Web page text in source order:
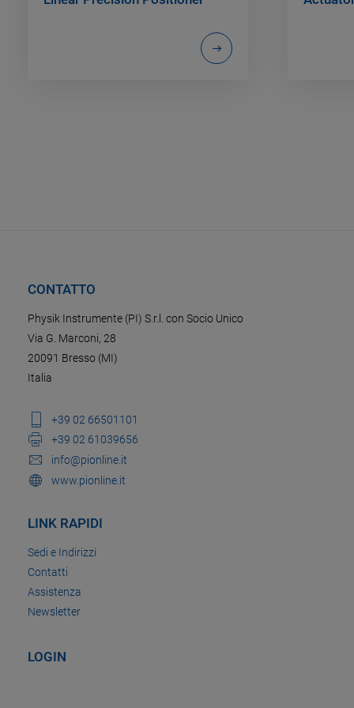
CONTATTO
Physik Instrumente (PI) S.r.l. con Socio Unico
Via G. Marconi, 28
20091 Bresso (MI)
Italia
+39 02 66501101
+39 02 61039656
info@pionline.it
www.pionline.it
LINK RAPIDI
Sedi e Indirizzi
Contatti
Assistenza
Newsletter
LOGIN